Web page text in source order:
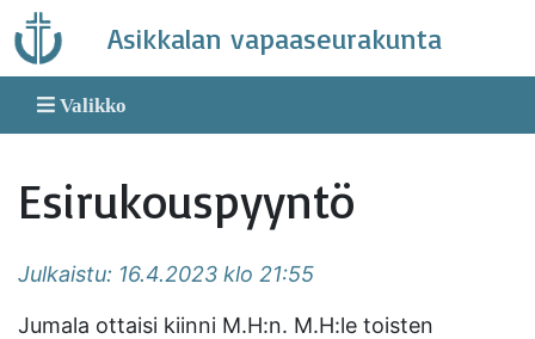
Skip
to
content
Asikkalan vapaaseurakunta
Valikko
Esirukouspyyntö
Julkaistu: 16.4.2023 klo 21:55
Jumala ottaisi kiinni M.H:n. M.H:le toisten